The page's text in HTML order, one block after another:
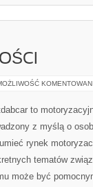
to
z myślą o
rynek
tematów
może być